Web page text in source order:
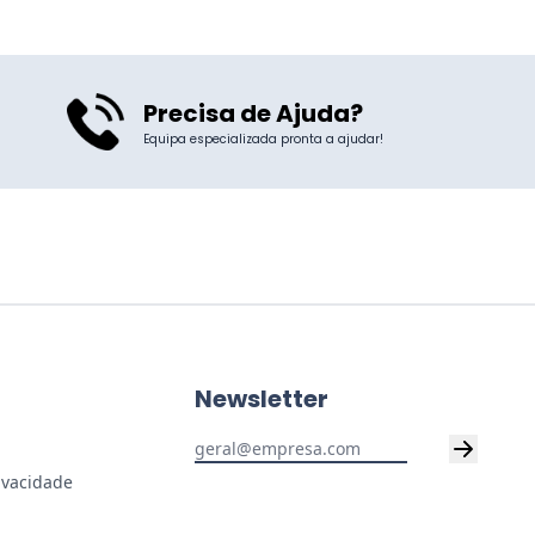
Precisa de Ajuda?
Equipa especializada pronta a ajudar!
Newsletter